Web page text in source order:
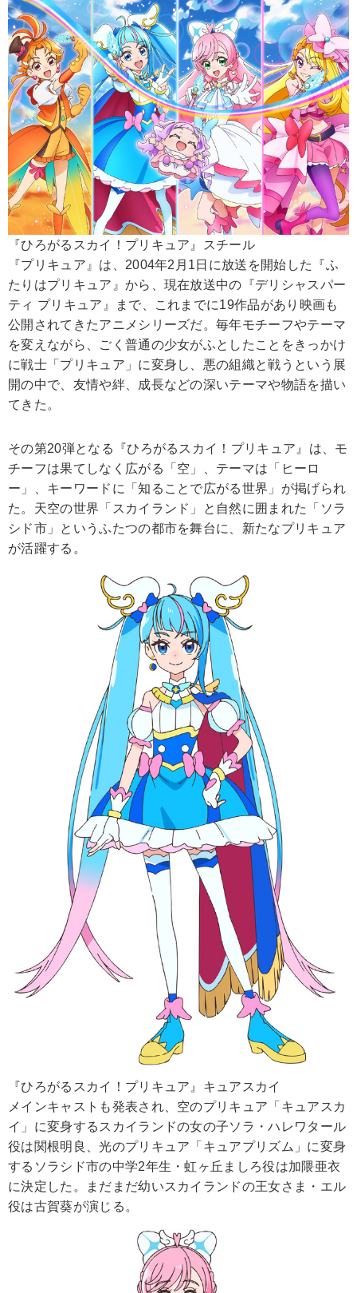
『ひろがるスカイ！プリキュア』スチール
『プリキュア』は、2004年2月1日に放送を開始した『ふ
たりはプリキュア』から、現在放送中の『デリシャスパー
ティ プリキュア』まで、これまでに19作品があり映画も
公開されてきたアニメシリーズだ。毎年モチーフやテーマ
を変えながら、ごく普通の少女がふとしたことをきっかけ
に戦士「プリキュア」に変身し、悪の組織と戦うという展
開の中で、友情や絆、成長などの深いテーマや物語を描い
てきた。
その第20弾となる『ひろがるスカイ！プリキュア』は、モ
チーフは果てしなく広がる「空」、テーマは「ヒーロ
ー」、キーワードに「知ることで広がる世界」が掲げられ
た。天空の世界「スカイランド」と自然に囲まれた「ソラ
シド市」というふたつの都市を舞台に、新たなプリキュア
が活躍する。
『ひろがるスカイ！プリキュア』キュアスカイ
メインキャストも発表され、空のプリキュア「キュアスカ
イ」に変身するスカイランドの女の子ソラ・ハレワタール
役は関根明良、光のプリキュア「キュアプリズム」に変身
するソラシド市の中学2年生・虹ヶ丘ましろ役は加隈亜衣
に決定した。まだまだ幼いスカイランドの王女さま・エル
役は古賀葵が演じる。